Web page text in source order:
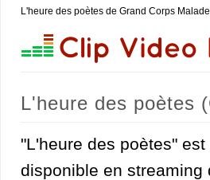
L'heure des poètes de Grand Corps
L'heure des poètes
"L'heure des poètes"
disponible en streaming